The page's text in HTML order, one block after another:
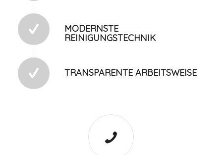
MODERNSTE
REINIGUNGSTECHNIK
TRANSPARENTE ARBEITSWEISE